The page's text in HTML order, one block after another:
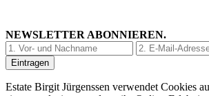
NEWSLETTER ABONNIEREN.
Estate Birgit Jürgenssen verwendet Cookies